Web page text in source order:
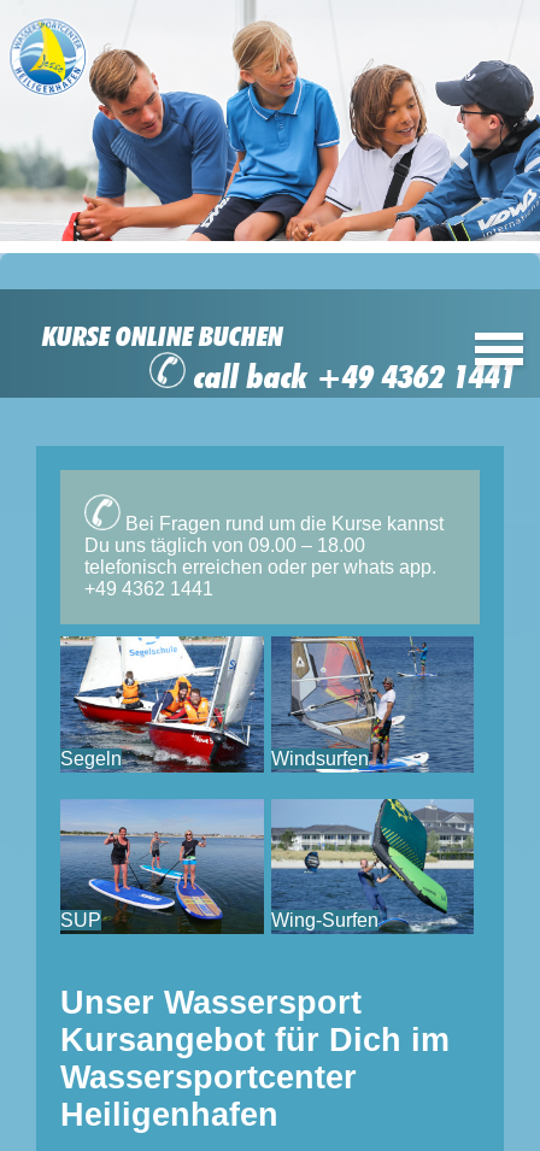
Bei Fragen rund um die Kurse kannst
Du uns täglich von 09.00 – 18.00
telefonisch erreichen oder per whats app.
+49 4362 1441
Segeln Windsurfen
SUP Wing-Surfen
Unser Wassersport
Kursangebot für Dich im
Wassersportcenter
Heiligenhafen
KURSE ONLINE BUCHEN
call back +49 4362 1441